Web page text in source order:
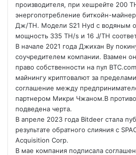
производителя, при хешрейте 200
энергопотребление биткойн-
Дж/TH. Модели S21 Hyd с водяным
мощность 335 TH/s и 16 J/TH
В начале 2021 года Джихан Ву
соучредителем компании. Взамен
право собственности на пул
майнингу криптовалют за
соглашение между
партнером Микри Чжаном.В
подведена черта.
В апреле 2023 года Bitdeer стала
результате обратного слияния с
Acquisition Corp.
В мае компания подписала